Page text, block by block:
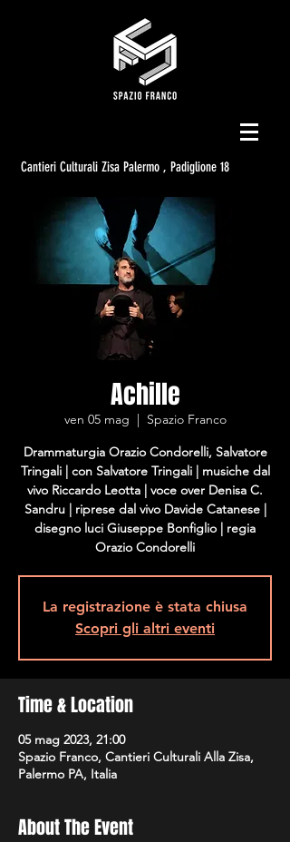
Cantieri Culturali Zisa Palermo , Padiglione 18
Achille
ven 05 mag
  |
Spazio Franco
Drammaturgia Orazio Condorelli, Salvatore
Tringali | con Salvatore Tringali | musiche dal
vivo Riccardo Leotta | voce over Denisa C.
Sandru | riprese dal vivo Davide Catanese |
disegno luci Giuseppe Bonfiglio | regia
Orazio Condorelli
La registrazione è stata chiusa
Scopri gli altri eventi
Time & Location
05 mag 2023, 21:00
Spazio Franco, Cantieri Culturali Alla Zisa,
Palermo PA, Italia
About The Event